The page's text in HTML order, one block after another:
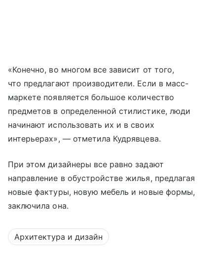
«Конечно, во многом все зависит от того,
что предлагают производители. Если в масс-
маркете появляется большое количество
предметов в определенной стилистике, люди
начинают использовать их и в своих
интерьерах», — отметила Кудрявцева.
При этом дизайнеры все равно задают
направление в обустройстве жилья, предлагая
новые фактуры, новую мебель и новые формы,
заключила она.
Архитектура и дизайн